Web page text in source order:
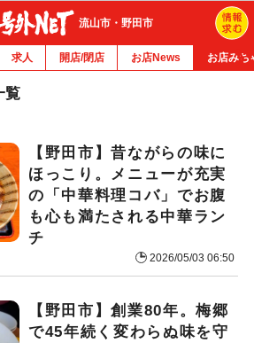
流山市・野田市
求人 開店/閉店 お店News お店みち
覧
【野田市】昔ながらの味に
ほっこり。メニューが充実
の「中華料理コバ」でお腹
も心も満たされる中華ラン
チ
2026/05/03 06:50
【野田市】創業80年。梅郷
で45年続く変わらぬ味を守